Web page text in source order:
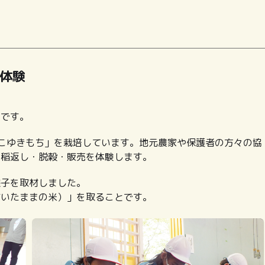
験
す。
きもち」を栽培しています。地元農家や保護者の方々の協
返し・脱穀・販売を体験します。
を取材しました。
たままの米）」を取ることです。